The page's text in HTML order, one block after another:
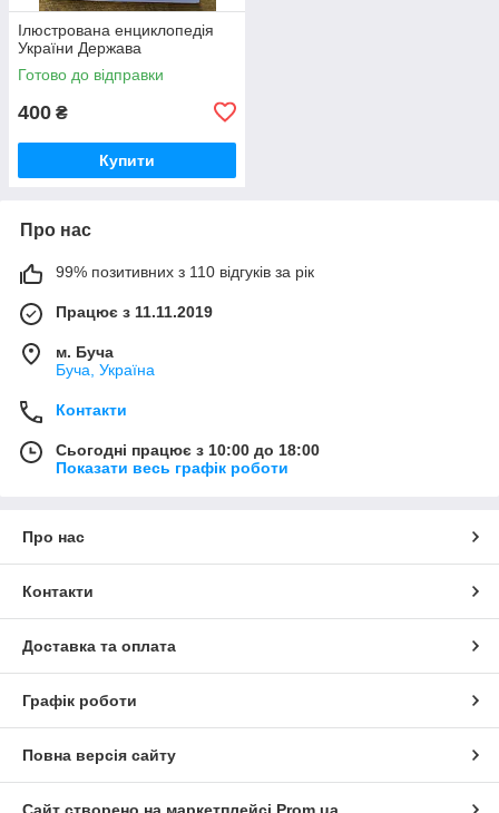
Ілюстрована енциклопедія
України Держава
Готово до відправки
400 ₴
Купити
Про нас
99% позитивних з 110 відгуків за рік
Працює з 11.11.2019
м. Буча
Буча, Україна
Контакти
Сьогодні працює з 10:00 до 18:00
Показати весь графік роботи
Про нас
Контакти
Доставка та оплата
Графік роботи
Повна версія сайту